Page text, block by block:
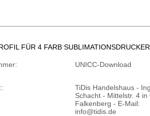
FÜR 4 FARB SUBLIMATIONSDRUCKER
UNICC-Download
TiDis Handelshaus -
Schacht - Mittelstr. 4 in
Falkenberg - E-Mail:
info@tidis.de